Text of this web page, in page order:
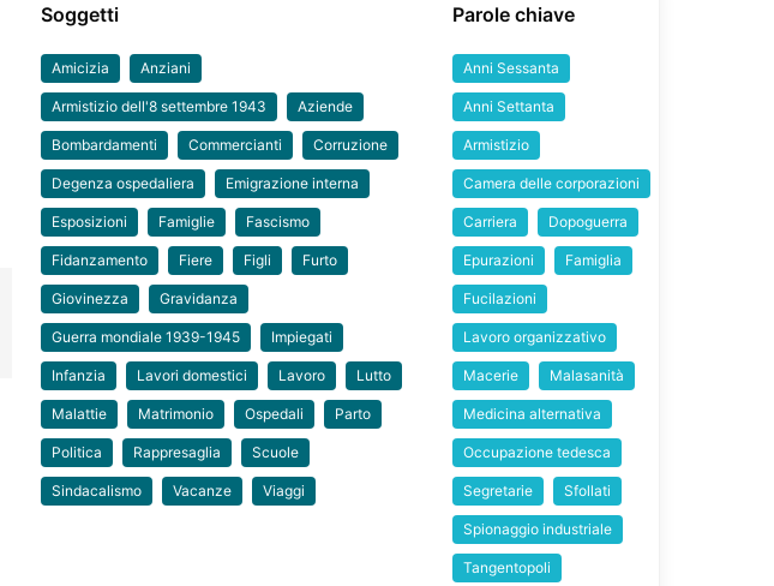
Soggetti
Amicizia Anziani
Armistizio dell'8 settembre 1943 Aziende
Bombardamenti Commercianti Corruzione
Degenza ospedaliera Emigrazione interna
Esposizioni Famiglie Fascismo
Fidanzamento Fiere Figli Furto
Giovinezza Gravidanza
Guerra mondiale 1939-1945 Impiegati
Infanzia Lavori domestici Lavoro Lutto
Malattie Matrimonio Ospedali Parto
Politica Rappresaglia Scuole
Sindacalismo Vacanze Viaggi
Parole chiave
Anni Sessanta
Anni Settanta
Armistizio
Camera delle corporazioni
Carriera Dopoguerra
Epurazioni Famiglia
Fucilazioni
Lavoro organizzativo
Macerie Malasanità
Medicina alternativa
Occupazione tedesca
Segretarie Sfollati
Spionaggio industriale
Tangentopoli